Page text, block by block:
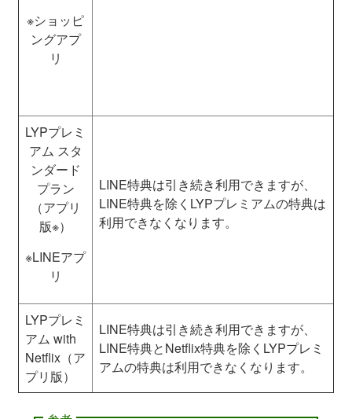
※ショッピ
ングアプ
リ
LYPプレミ
アム スタ
ンダード
プラン
（アプリ
版※）
※LINEアプ
リ
LINE特典は引き続き利用できますが、
LINE特典を除くLYPプレミアムの特典は
利用できなくなります。
LYPプレミ
アム with
Netflix （ア
プリ版）
LINE特典は引き続き利用できますが、
LINE特典とNetflix特典を除くLYPプレミ
アムの特典は利用できなくなります。